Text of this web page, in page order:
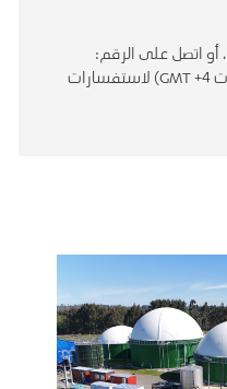
، أو اتصل على الرقم:
(توقيت الإمارات GMT +4) لاستفسارات